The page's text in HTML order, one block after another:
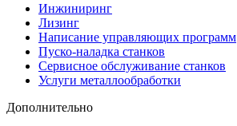
Инжиниринг
Лизинг
Написание управляющих программ
Пуско-наладка станков
Сервисное обслуживание станков
Услуги металлообработки
Дополнительно